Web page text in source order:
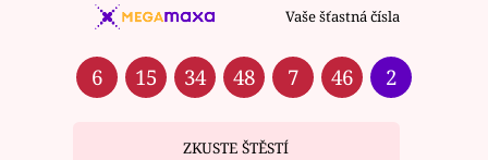
Vaše šťastná čísla
6 15 34 48 7 46 2
ZKUSTE ŠTĚSTÍ